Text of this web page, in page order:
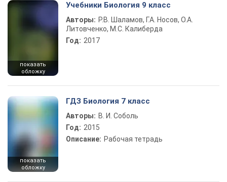
показать
обложку
Учебники Биология 9 класс
Авторы: Р.В. Шаламов, Г.А. Носов, О.А.
Литовченко, М.С. Калиберда
Год: 2017
показать
обложку
ГДЗ Биология 7 класс
Авторы: В. И. Соболь
Год: 2015
Описание: Рабочая тетрадь